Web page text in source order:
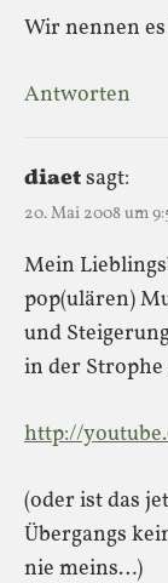
Wir nennen
Antworten
diaetsagt:
20. Mai 2008 um
Mein
pop(ulären)
und
in der Strophe
http://
(oder ist das
Übergangs
nie meins…)